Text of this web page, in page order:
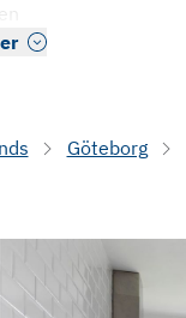
Göteborg